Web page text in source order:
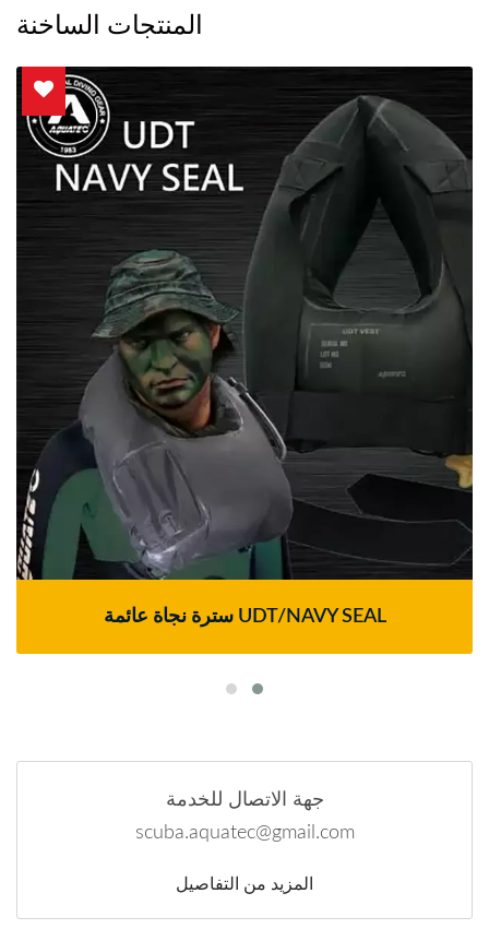
المنتجات الساخنة
سترة نجاة عائمة UDT/NAVY SEAL
جهة الاتصال للخدمة
scuba.aquatec@gmail.com
المزيد من التفاصيل